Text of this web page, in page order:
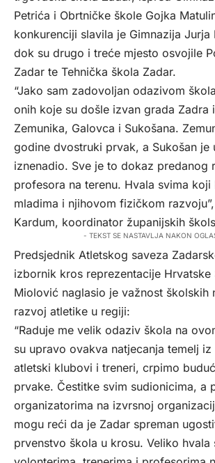
Petrića i Obrtničke škole Gojka
konkurenciji slavila je Gimnazija Jurja
dok su drugo i treće mjesto osvojile
Zadar te Tehnička škola Zadar.
“Jako sam zadovoljan odazivom
onih koje su došle izvan grada Zadra
Zemunika, Galovca i Sukošana.
godine dvostruki prvak, a Sukošan je
iznenadio. Sve je to dokaz predanog
profesora na terenu. Hvala svima koji
mladima i njihovom fizičkom
Kardum, koordinator županijskih
- TEKST SE NASTAVLJA NAKON
Predsjednik Atletskog saveza
izbornik kros reprezentacije Hrvatske
Miolović naglasio je važnost školskih
razvoj atletike u regiji:
“Raduje me velik odaziv škola na
su upravo ovakva natjecanja temelj
atletski klubovi i treneri, crpimo
prvake. Čestitke svim sudionicima, a
organizatorima na izvrsnoj
mogu reći da je Zadar spreman
prvenstvo škola u krosu. Veliko hvala